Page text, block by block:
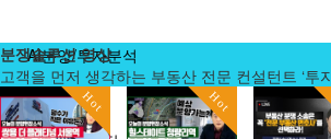
AI분양/투자분석
분쟁솔루션 영상
고객을 먼저 생각하는 부동산 전문 컨설턴트 ‘투
Hot Hot